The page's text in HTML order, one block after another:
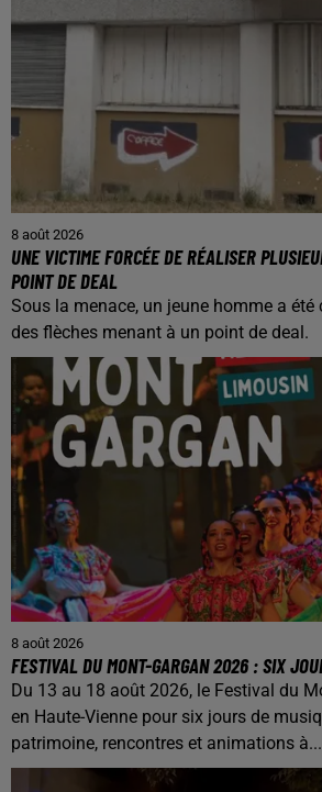
8 août 2026
UNE VICTIME FORCÉE DE RÉALISER
POINT DE DEAL
Sous la menace, un jeune homme a
des flèches menant à un point de deal.
8 août 2026
FESTIVAL DU MONT-GARGAN 2026 : SIX
Du 13 au 18 août 2026, le Festival du
en Haute-Vienne pour six jours de
patrimoine, rencontres et animations à...